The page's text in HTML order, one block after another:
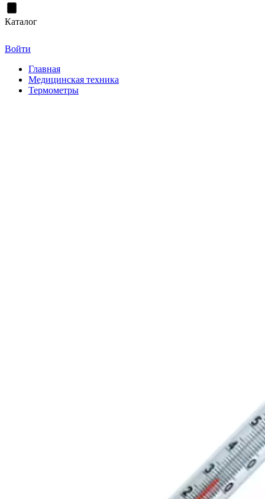
Каталог
Войти
Главная
Медицинская техника
Термометры